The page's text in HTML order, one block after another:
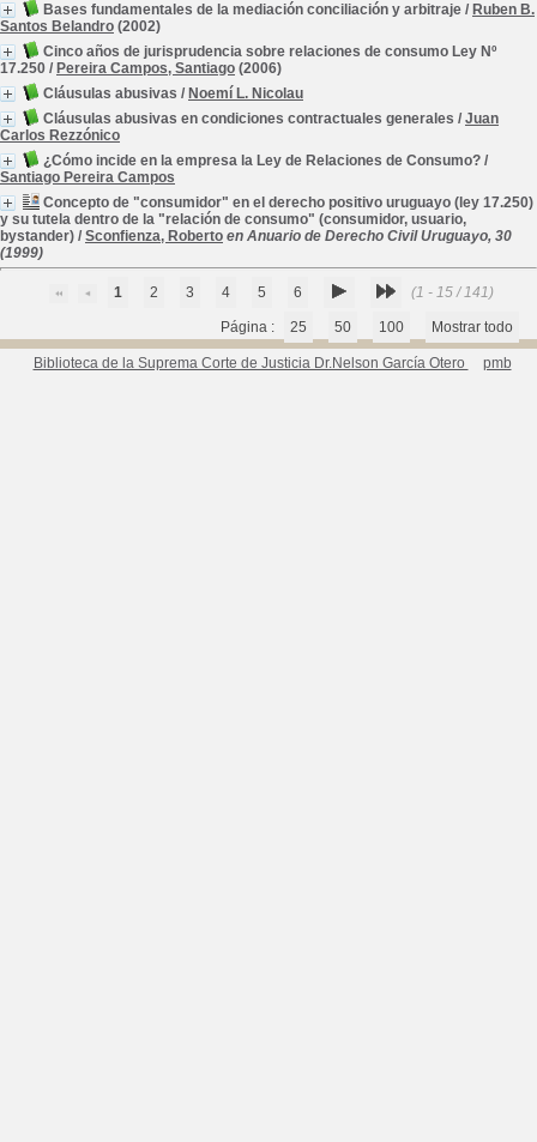
Bases fundamentales de la mediación conciliación y arbitraje / Ruben B.
Santos Belandro (2002)
Cinco años de jurisprudencia sobre relaciones de consumo Ley Nº
17.250 / Pereira Campos, Santiago (2006)
Cláusulas abusivas / Noemí L. Nicolau
Cláusulas abusivas en condiciones contractuales generales / Juan
Carlos Rezzónico
¿Cómo incide en la empresa la Ley de Relaciones de Consumo? /
Santiago Pereira Campos
Concepto de "consumidor" en el derecho positivo uruguayo (ley 17.250)
y su tutela dentro de la "relación de consumo" (consumidor, usuario,
bystander) / Sconfienza, Roberto en Anuario de Derecho Civil Uruguayo, 30
(1999)
1 2 3 4 5 6 (1 - 15 / 141)
Página : 25 50 100 Mostrar todo
Biblioteca de la Suprema Corte de Justicia Dr.Nelson García Otero pmb